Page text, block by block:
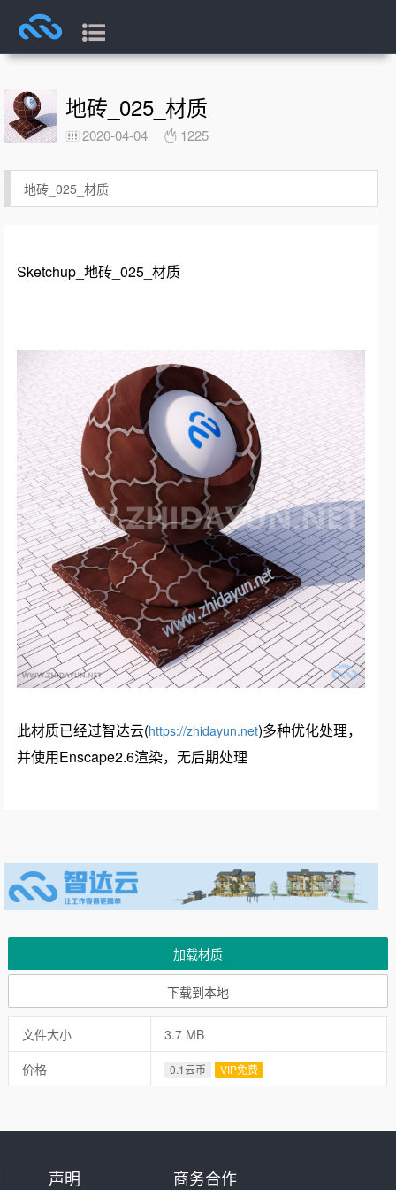
地砖_025_材质
2020-04-04 1225
地砖_025_材质
Sketchup_地砖_025_材质
此材质已经过智达云(https://zhidayun.net)多种优化处理，
并使用Enscape2.6渲染，无后期处理
加载材质
下载到本地
文件大小
3.7 MB
价格
0.1云币 VIP免费
声明 商务合作